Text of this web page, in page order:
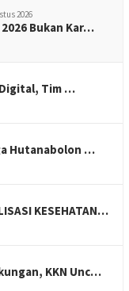
2026
Bukan Kar…
Tim …
Hutanabolon …
KESEHATAN…
KKN Unc…